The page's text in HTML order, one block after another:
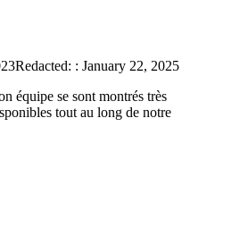
Redacted: : January 22, 2025
équipe se sont montrés très
tout au long de notre